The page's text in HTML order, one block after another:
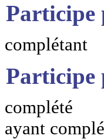
Participe
complétant
Participe
complété
ayant